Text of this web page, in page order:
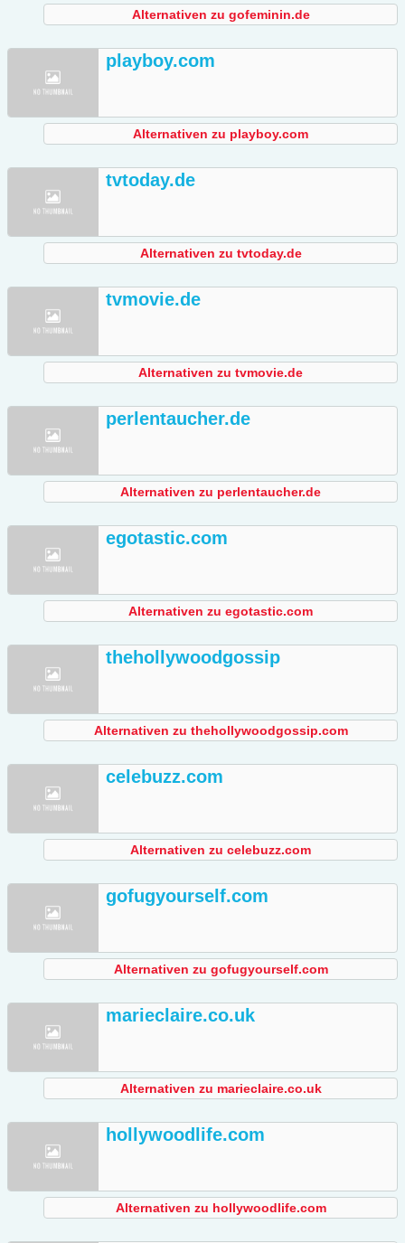
Alternativen zu gofeminin.de
playboy.com
Alternativen zu playboy.com
tvtoday.de
Alternativen zu tvtoday.de
tvmovie.de
Alternativen zu tvmovie.de
perlentaucher.de
Alternativen zu perlentaucher.de
egotastic.com
Alternativen zu egotastic.com
thehollywoodgossip
Alternativen zu thehollywoodgossip.com
celebuzz.com
Alternativen zu celebuzz.com
gofugyourself.com
Alternativen zu gofugyourself.com
marieclaire.co.uk
Alternativen zu marieclaire.co.uk
hollywoodlife.com
Alternativen zu hollywoodlife.com